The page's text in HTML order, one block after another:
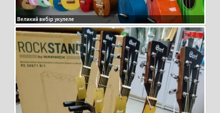
Великий вибір укулеле